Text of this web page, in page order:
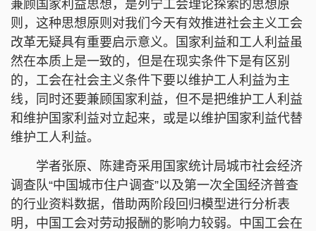
兼顾国家利益思想，是列宁工会理论探索的思想原
则，这种思想原则对我们今天有效推进社会主义工会
改革无疑具有重要启示意义。国家利益和工人利益虽
然在本质上是一致的，但是在现实条件下是有区别
的，工会在社会主义条件下要以维护工人利益为主
线，同时还要兼顾国家利益，但不是把维护工人利益
和维护国家利益对立起来，或是以维护国家利益代替
维护工人利益。
学者张原、陈建奇采用国家统计局城市社会经济
调查队“中国城市住户调查”以及第一次全国经济普查
的行业资料数据，借助两阶段回归模型进行分析表
明，中国工会对劳动报酬的影响力较弱。中国工会在